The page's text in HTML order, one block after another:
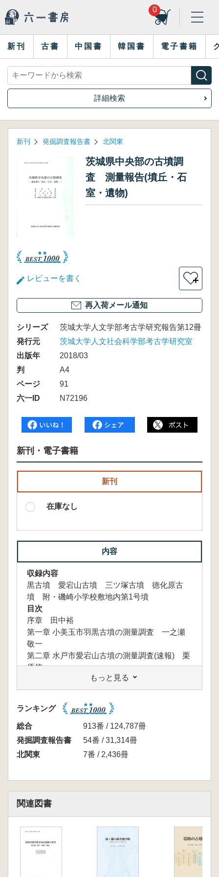
0
新刊 古書 中国書 韓国書 電子書籍
詳細検索
新刊 発掘調査報告書 北関東
茨城県中央部の古墳調
査 測量報告(墳丘・石
室・遺物)
レビューを書く ＋
再入荷メール通知
シリーズ
茨城大学人文学部考古学研究報告第12冊
発行元
茨城大学人文社会科学部考古学研究室
出版年
2018/03
判
A4
ページ
91
六一ID
N72196
新刊・電子書籍
新刊
在庫なし
内容
収録内容
黒古墳 愛宕山古墳 三ツ塚古墳 徳化原古
墳 附・磯崎小学校敷地内第1号墳
目次
序章 田中裕
第一章 小美玉市羽黒古墳の測量調査 一之瀬
敬一
第二章 水戸市愛宕山古墳の測量調査(速報) 栗
原悠
第三章 ひたちなか市三ッ塚古墳群の測量調
査 田中 裕・一之瀬敬―・大里美穂
第四章 城里町徳化原古墳の測量調査 田中
裕・大里美穂
附章 ひたちなか市磯崎東古墳群磯崎小学校地
内第1号墳概報 田中裕・稲田健一
終章
もっと見る
ランキング
総合
913番 / 124,787冊
発掘調査報告書
54番 / 31,314冊
北関東
7番 / 2,436冊
関連図書